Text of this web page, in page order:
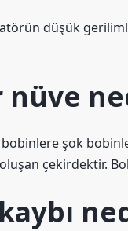
düşük
nüve
şok
oluşan çekirdektir.